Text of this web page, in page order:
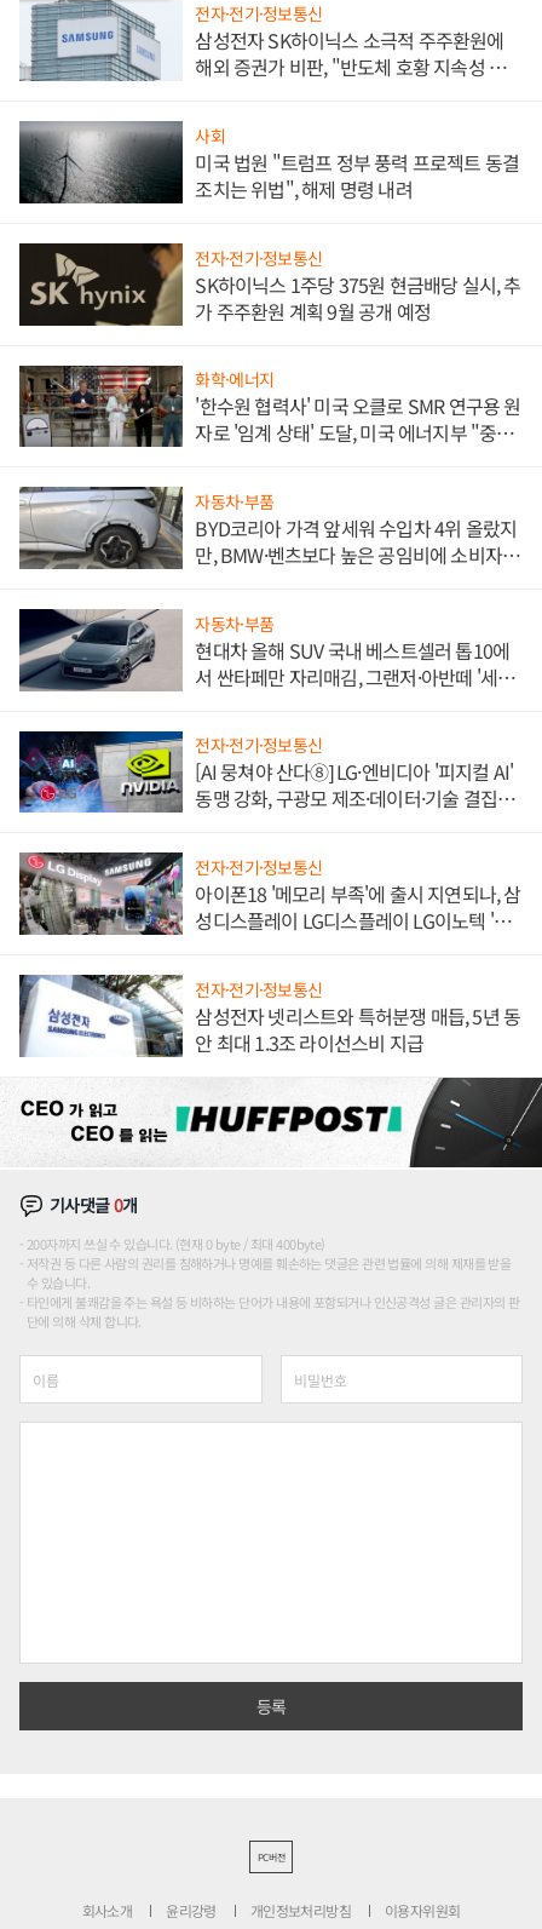
전자·전기·정보통신
삼성전자 SK하이닉스 소극적 주주환원에
해외 증권가 비판, "반도체 호황 지속성 의
사회
미국 법원 "트럼프 정부 풍력 프로젝트 동결
조치는 위법", 해제 명령 내려
전자·전기·정보통신
SK하이닉스 1주당 375원 현금배당 실시, 추
가 주주환원 계획 9월 공개 예정
화학·에너지
'한수원 협력사' 미국 오클로 SMR 연구용 원
자로 '임계 상태' 도달, 미국 에너지부 "중요
자동차·부품
BYD코리아 가격 앞세워 수입차 4위 올랐지
만, BMW·벤츠보다 높은 공임비에 소비자
자동차·부품
현대차 올해 SUV 국내 베스트셀러 톱10에
서 싼타페만 자리매김, 그랜저·아반떼 '세단
전자·전기·정보통신
[AI 뭉쳐야 산다⑧] LG·엔비디아 '피지컬 AI'
동맹 강화, 구광모 제조·데이터·기술 결집
전자·전기·정보통신
아이폰18 '메모리 부족'에 출시 지연되나, 삼
성디스플레이 LG디스플레이 LG이노텍 '탈
전자·전기·정보통신
삼성전자 넷리스트와 특허분쟁 매듭, 5년 동
안 최대 1.3조 라이선스비 지급
기사댓글0개
200자까지 쓰실 수 있습니다. (현재 0 byte / 최대 400byte)
저작권 등 다른 사람의 권리를 침해하거나 명예를 훼손하는 댓글은 관련 법률에 의해 제재를 받을
수 있습니다.
타인에게 불쾌감을 주는 욕설 등 비하하는 단어가 내용에 포함되거나 인신공격성 글은 관리자의 판
단에 의해 삭제 합니다.
PC버전
회사소개 윤리강령 개인정보처리방침 이용자위원회